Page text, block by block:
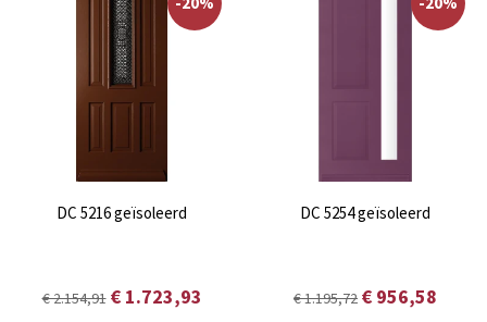
DC 5216 geïsoleerd
€ 2.154,91 € 1.723,93
DC 5254 geïsoleerd
€ 1.195,72 € 956,58